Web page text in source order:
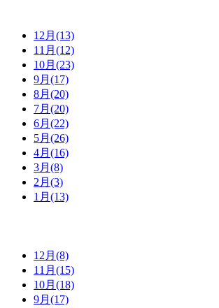
12月(13)
11月(12)
10月(23)
9月(17)
8月(20)
7月(20)
6月(22)
5月(26)
4月(16)
3月(8)
2月(3)
1月(13)
12月(8)
11月(15)
10月(18)
9月(17)